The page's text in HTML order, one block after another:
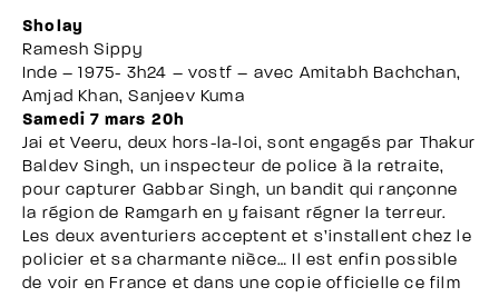
Sholay
Ramesh Sippy
Inde – 1975- 3h24 – vostf – avec Amitabh Bachchan,
Amjad Khan, Sanjeev Kuma
Samedi 7 mars 20h
Jai et Veeru, deux hors-la-loi, sont engagés par Thakur
Baldev Singh, un inspecteur de police à la retraite,
pour capturer Gabbar Singh, un bandit qui rançonne
la région de Ramgarh en y faisant régner la terreur.
Les deux aventuriers acceptent et s’installent chez le
policier et sa charmante nièce… Il est enfin possible
de voir en France et dans une copie officielle ce film